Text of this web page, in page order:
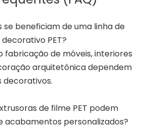
se beneficiam de uma linha de
PET?
fabricação de móveis, interiores
arquitetônica dependem
decorativos.
de filme PET podem
acabamentos personalizados?